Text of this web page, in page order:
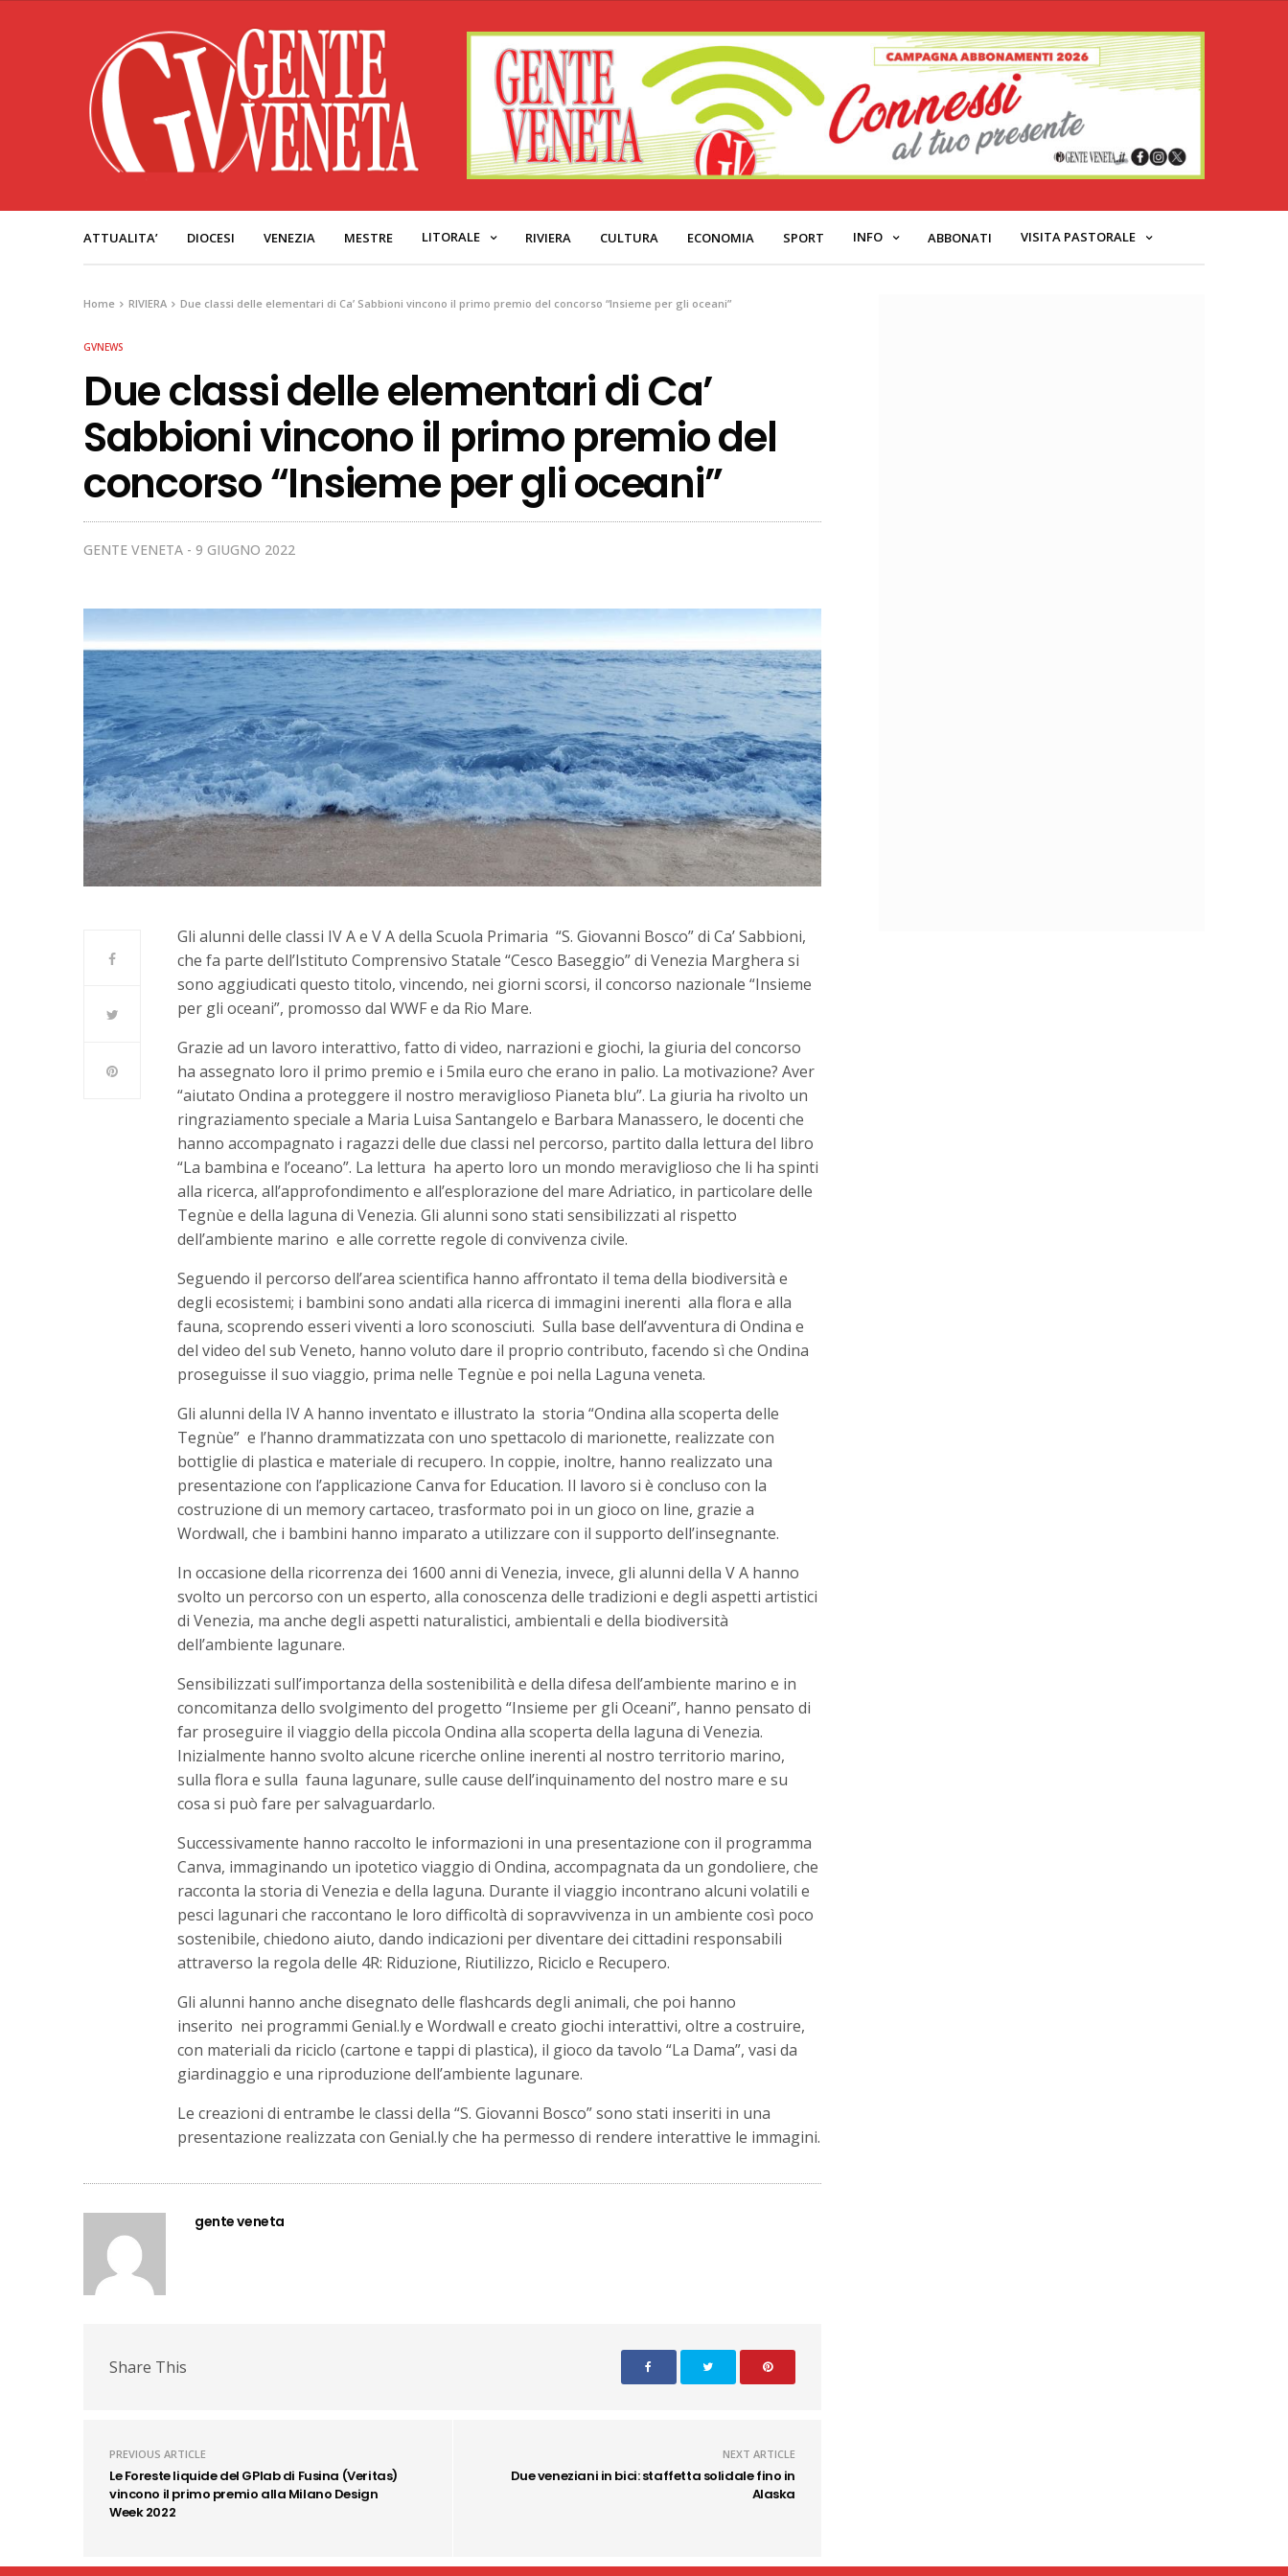
ATTUALITA’ DIOCESI VENEZIA MESTRE LITORALE RIVIERA CULTURA ECONOMIA SPORT INFO ABBONATI VISITA PASTORALE
Home RIVIERA Due classi delle elementari di Ca’ Sabbioni vincono il primo premio del concorso “Insieme per gli oceani”
GVNEWS
Due classi delle elementari di Ca’
Sabbioni vincono il primo premio del
concorso “Insieme per gli oceani”
GENTE VENETA 9 GIUGNO 2022
Gli alunni delle classi IV A e V A della Scuola Primaria “S. Giovanni Bosco” di Ca’ Sabbioni,
che fa parte dell’Istituto Comprensivo Statale “Cesco Baseggio” di Venezia Marghera si
sono aggiudicati questo titolo, vincendo, nei giorni scorsi, il concorso nazionale “Insieme
per gli oceani”, promosso dal WWF e da Rio Mare.
Grazie ad un lavoro interattivo, fatto di video, narrazioni e giochi, la giuria del concorso
ha assegnato loro il primo premio e i 5mila euro che erano in palio. La motivazione? Aver
“aiutato Ondina a proteggere il nostro meraviglioso Pianeta blu”. La giuria ha rivolto un
ringraziamento speciale a Maria Luisa Santangelo e Barbara Manassero, le docenti che
hanno accompagnato i ragazzi delle due classi nel percorso, partito dalla lettura del libro
“La bambina e l’oceano”. La lettura ha aperto loro un mondo meraviglioso che li ha spinti
alla ricerca, all’approfondimento e all’esplorazione del mare Adriatico, in particolare delle
Tegnùe e della laguna di Venezia. Gli alunni sono stati sensibilizzati al rispetto
dell’ambiente marino e alle corrette regole di convivenza civile.
Seguendo il percorso dell’area scientifica hanno affrontato il tema della biodiversità e
degli ecosistemi; i bambini sono andati alla ricerca di immagini inerenti alla flora e alla
fauna, scoprendo esseri viventi a loro sconosciuti. Sulla base dell’avventura di Ondina e
del video del sub Veneto, hanno voluto dare il proprio contributo, facendo sì che Ondina
proseguisse il suo viaggio, prima nelle Tegnùe e poi nella Laguna veneta.
Gli alunni della IV A hanno inventato e illustrato la storia “Ondina alla scoperta delle
Tegnùe” e l’hanno drammatizzata con uno spettacolo di marionette, realizzate con
bottiglie di plastica e materiale di recupero. In coppie, inoltre, hanno realizzato una
presentazione con l’applicazione Canva for Education. Il lavoro si è concluso con la
costruzione di un memory cartaceo, trasformato poi in un gioco on line, grazie a
Wordwall, che i bambini hanno imparato a utilizzare con il supporto dell’insegnante.
In occasione della ricorrenza dei 1600 anni di Venezia, invece, gli alunni della V A hanno
svolto un percorso con un esperto, alla conoscenza delle tradizioni e degli aspetti artistici
di Venezia, ma anche degli aspetti naturalistici, ambientali e della biodiversità
dell’ambiente lagunare.
Sensibilizzati sull’importanza della sostenibilità e della difesa dell’ambiente marino e in
concomitanza dello svolgimento del progetto “Insieme per gli Oceani”, hanno pensato di
far proseguire il viaggio della piccola Ondina alla scoperta della laguna di Venezia.
Inizialmente hanno svolto alcune ricerche online inerenti al nostro territorio marino,
sulla flora e sulla fauna lagunare, sulle cause dell’inquinamento del nostro mare e su
cosa si può fare per salvaguardarlo.
Successivamente hanno raccolto le informazioni in una presentazione con il programma
Canva, immaginando un ipotetico viaggio di Ondina, accompagnata da un gondoliere, che
racconta la storia di Venezia e della laguna. Durante il viaggio incontrano alcuni volatili e
pesci lagunari che raccontano le loro difficoltà di sopravvivenza in un ambiente così poco
sostenibile, chiedono aiuto, dando indicazioni per diventare dei cittadini responsabili
attraverso la regola delle 4R: Riduzione, Riutilizzo, Riciclo e Recupero.
Gli alunni hanno anche disegnato delle flashcards degli animali, che poi hanno
inserito nei programmi Genial.ly e Wordwall e creato giochi interattivi, oltre a costruire,
con materiali da riciclo (cartone e tappi di plastica), il gioco da tavolo “La Dama”, vasi da
giardinaggio e una riproduzione dell’ambiente lagunare.
Le creazioni di entrambe le classi della “S. Giovanni Bosco” sono stati inseriti in una
presentazione realizzata con Genial.ly che ha permesso di rendere interattive le immagini.
gente veneta
Share This
PREVIOUS ARTICLE
Le Foreste liquide del GPlab di Fusina (Veritas)
vincono il primo premio alla Milano Design
Week 2022
NEXT ARTICLE
Due veneziani in bici: staffetta solidale fino in
Alaska